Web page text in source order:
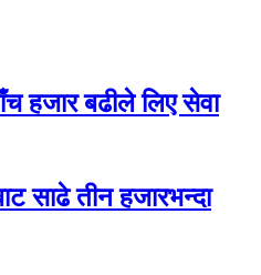
हजार बढीले लिए सेवा
साढे तीन हजारभन्दा